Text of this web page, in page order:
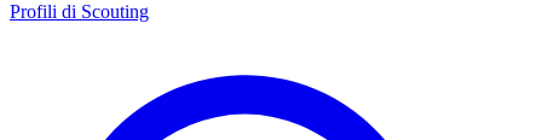
Profili di Scouting